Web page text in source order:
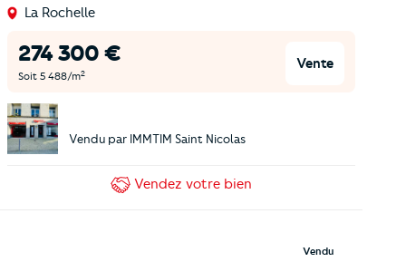
La Rochelle
274 300 €
Soit 5 488/m2
Vente
Vendu par IMMTIM Saint Nicolas
Vendez votre bien
Vendu